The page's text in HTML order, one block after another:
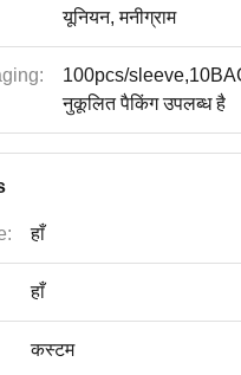
यूनियन, मनीग्राम
100pcs/
नुकूलित पैकिंग उपलब्ध है
हाँ
हाँ
कस्टम